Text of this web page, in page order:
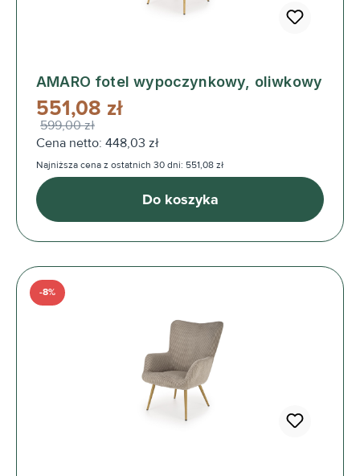
AMARO fotel wypoczynkowy, oliwkowy
551,08 zł
599,00 zł
Cena netto: 448,03 zł
Najniższa cena z ostatnich 30 dni: 551,08 zł
Do koszyka
-8%